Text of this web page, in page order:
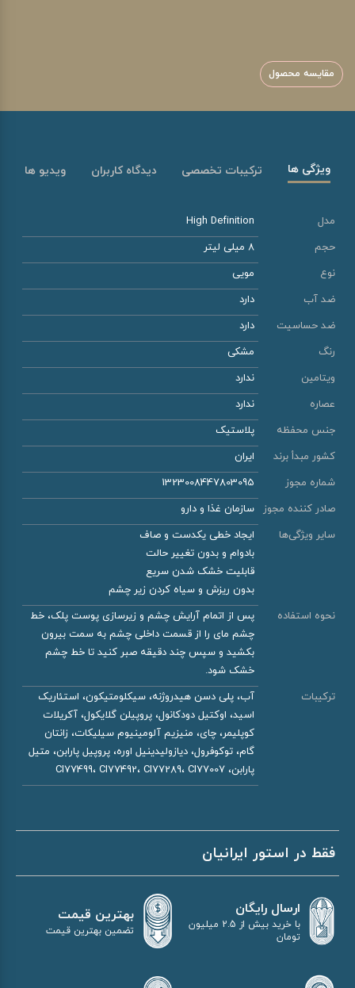
مقایسه محصول
ویژگی ها ترکیبات تخصصی دیدگاه کاربران ویدیو ها
مدل
High Definition
حجم
8 میلی لیتر
نوع
مویی
ضد آب
دارد
ضد حساسیت
دارد
رنگ
مشکی
ویتامین
ندارد
عصاره
ندارد
جنس محفظه
پلاستیک
کشور مبدأ برند
ایران
شماره مجوز
1323008447803095
صادر کننده مجوز
سازمان غذا و دارو
سایر ویژگی‌ها
ایجاد خطی یکدست و صاف
بادوام و بدون تغییر حالت
قابلیت خشک شدن سریع
بدون ریزش و سیاه کردن زیر چشم
نحوه استفاده
پس از اتمام آرایش چشم و زیرسازی پوست پلک، خط
چشم مای را از قسمت داخلی چشم به سمت بیرون
بکشید و سپس چند دقیقه صبر کنید تا خط چشم
خشک شود.
ترکیبات
آب، پلی دسن هیدروژنه، سیکلومتیکون، استئاریک
اسید، اوکتیل دودکانول، پروپیلن گلایکول، آکریلات
کوپلیمر، چای، منیزیم آلومینیوم سیلیکات، زانتان
گام، توکوفرول، دیازولیدینیل اوره، پروپیل پارابن، متیل
پارابن، CI77499، CI77492، CI77289، CI77007
فقط در استور ایرانیان
ارسال رایگان
با خرید بیش از 2.5 میلیون
تومان
بهترین قیمت
تضمین بهترین قیمت